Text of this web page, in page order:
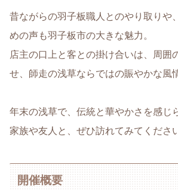
昔ながらの羽子板職人とのやり取りや
めの声も羽子板市の大きな魅力。
店主の口上と客との掛け合いは、周囲
せ、師走の浅草ならではの賑やかな風
年末の浅草で、伝統と華やかさを感じ
家族や友人と、ぜひ訪れてみてくださ
開催概要